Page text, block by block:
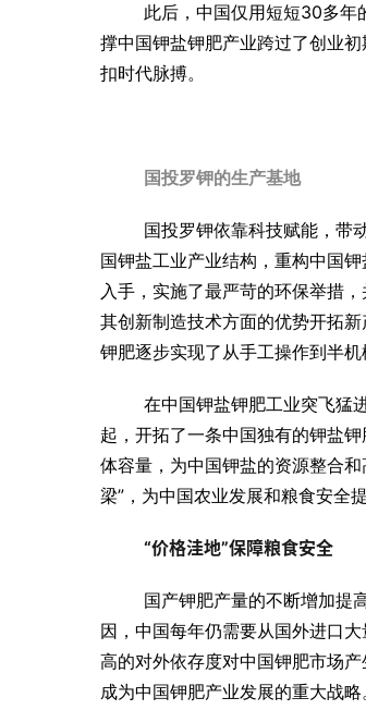
此后，中国仅用短短30多年
撑中国钾盐钾肥产业跨过了创业
扣时代脉搏。
国投罗钾的生产基地
国投罗钾依靠科技赋能，带
国钾盐工业产业结构，重构中国
入手，实施了最严苛的环保举措
其创新制造技术方面的优势开拓
钾肥逐步实现了从手工操作到半
在中国钾盐钾肥工业突飞猛
起，开拓了一条中国独有的钾盐
体容量，为中国钾盐的资源整合
梁”，为中国农业发展和粮食安全
“价格洼地”保障粮食安全
国产钾肥产量的不断增加提
因，中国每年仍需要从国外进口
高的对外依存度对中国钾肥市场产
成为中国钾肥产业发展的重大战略